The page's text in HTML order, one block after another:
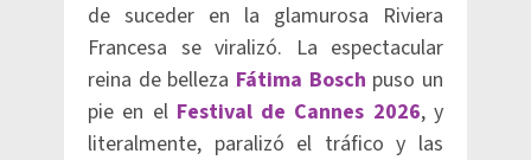
de suceder en la glamurosa Riviera
Francesa se viralizó. La espectacular
reina de belleza Fátima Bosch puso un
pie en elFestival de Cannes 2026, y
literalmente, paralizó el tráfico y las